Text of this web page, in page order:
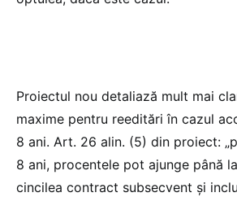
Proiectul nou detaliază mult mai
maxime pentru reeditări în cazul
8 ani. Art. 26 alin. (5) din proiect:
8 ani, procentele pot ajunge până
cincilea contract subsecvent și